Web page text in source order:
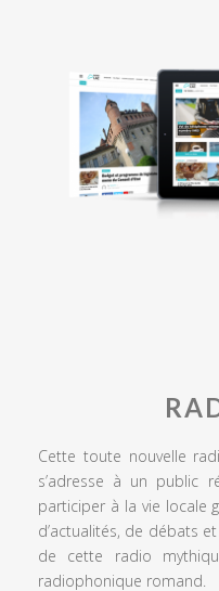
Cette toute nouvelle
s’adresse à un public
participer à la vie locale
d’actualités, de débats
de cette radio
radiophonique romand.